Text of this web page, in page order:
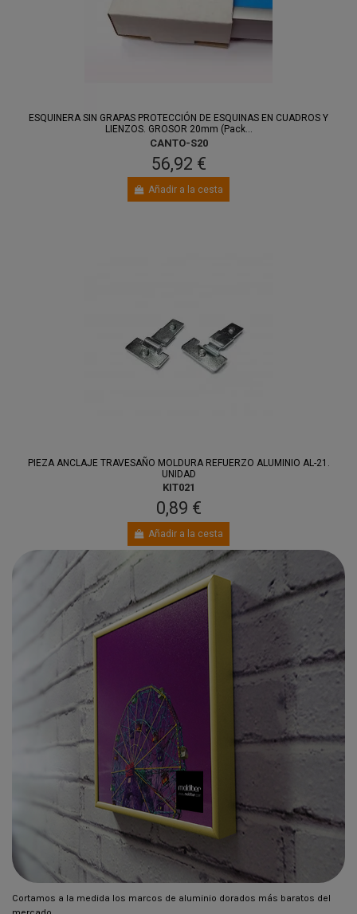
ESQUINERA SIN GRAPAS PROTECCIÓN DE ESQUINAS EN CUADROS Y
LIENZOS. GROSOR 20mm (Pack...
CANTO-S20
56,92 €
Añadir a la cesta
PIEZA ANCLAJE TRAVESAÑO MOLDURA REFUERZO ALUMINIO AL-21.
UNIDAD
KIT021
0,89 €
Añadir a la cesta
Cortamos a la medida los marcos de aluminio dorados más baratos del